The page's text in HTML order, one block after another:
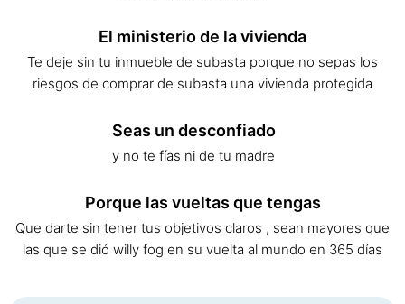
El ministerio de la vivienda
Te deje sin tu inmueble de subasta porque no sepas los
riesgos de comprar de subasta una vivienda protegida
Seas un desconfiado
y no te fías ni de tu madre
Porque las vueltas que tengas
Que darte sin tener tus objetivos claros , sean mayores que
las que se dió willy fog en su vuelta al mundo en 365 días